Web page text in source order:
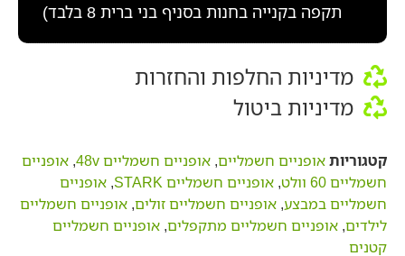
תקפה בקנייה בחנות בסניף בני ברית 8 בלבד)
מדיניות החלפות והחזרות
מדיניות ביטול
קטגוריותאופניים חשמליים, אופניים חשמליים 48v , אופניים
חשמליים 60 וולט
, אופניים חשמליים STARK , אופניים
חשמליים במבצע, אופניים חשמליים זולים, אופניים חשמליים
לילדים, אופניים חשמליים מתקפלים, אופניים חשמליים
קטנים